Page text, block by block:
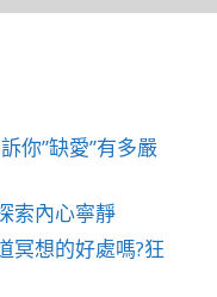
你”缺愛”有多嚴
索內心寧靜
冥想的好處嗎?狂